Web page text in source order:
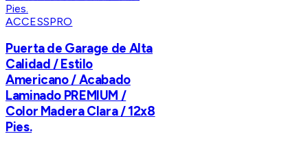
ACCESSPRO
Puerta de Garage de Alta
Calidad / Estilo
Americano / Acabado
Laminado PREMIUM /
Color Madera Clara / 12x8
Pies.